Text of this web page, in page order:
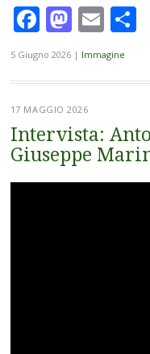
Facebook
5 Giugno 2026 | Immagine
17 MAGGIO 2026
Intervista:
Giuseppe